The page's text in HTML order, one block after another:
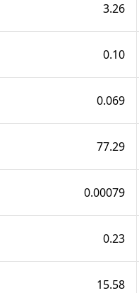
3.26
0.10
0.069
77.29
0.00079
0.23
15.58